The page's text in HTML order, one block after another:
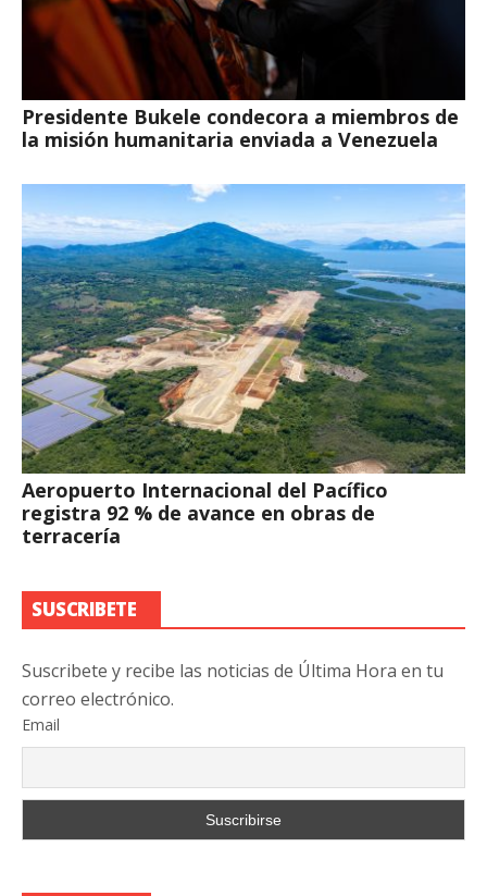
Presidente Bukele condecora a miembros de
la misión humanitaria enviada a Venezuela
Aeropuerto Internacional del Pacífico
registra 92 % de avance en obras de
terracería
SUSCRIBETE
Suscribete y recibe las noticias de Última Hora en tu
correo electrónico.
Email